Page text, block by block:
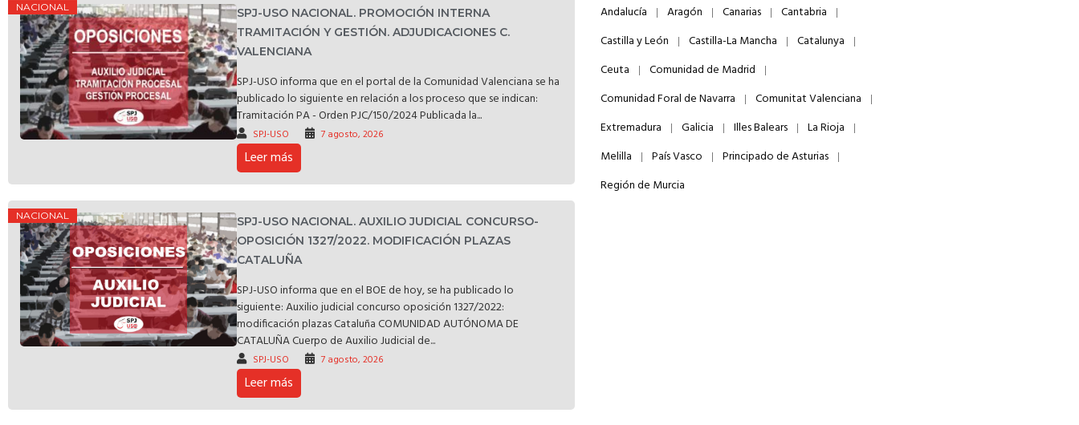
NACIONAL
SPJ-USO NACIONAL. PROMOCIÓN INTERNA
TRAMITACIÓN Y GESTIÓN. ADJUDICACIONES C.
VALENCIANA
SPJ-USO informa que en el portal de la Comunidad Valenciana se ha
publicado lo siguiente en relación a los proceso que se indican:
Tramitación PA - Orden PJC/150/2024 Publicada la...
SPJ-USO 7 agosto, 2026
Leer más
NACIONAL
SPJ-USO NACIONAL. AUXILIO JUDICIAL CONCURSO-
OPOSICIÓN 1327/2022. MODIFICACIÓN PLAZAS
CATALUÑA
SPJ-USO informa que en el BOE de hoy, se ha publicado lo
siguiente: Auxilio judicial concurso oposición 1327/2022:
modificación plazas Cataluña COMUNIDAD AUTÓNOMA DE
CATALUÑA Cuerpo de Auxilio Judicial de...
SPJ-USO 7 agosto, 2026
Leer más
Andalucía Aragón Canarias
Cantabria
Castilla y León
Castilla-La Mancha
Catalunya
Ceuta
Comunidad de Madrid
Comunidad Foral de Navarra
Comunitat Valenciana
Extremadura
Galicia Illes Balears
La Rioja
Melilla
País Vasco
Principado de Asturias
Región de Murcia